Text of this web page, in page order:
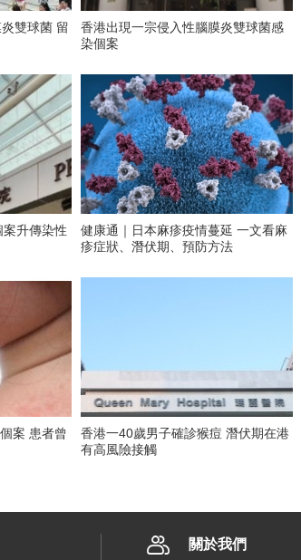
球菌 留
香港出現一宗侵入性腦膜炎雙球菌感
染個案
升傳染性
健康通｜日本麻疹疫情蔓延 一文看麻
疹症狀、潛伏期、預防方法
案 患者曾
香港一40歲男子確診猴痘 潛伏期在港
有高風險接觸
關於我們